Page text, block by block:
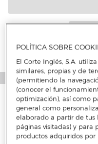
POLÍTICA SOBRE
El Corte Inglés, S.A.
similares, propias y de
(permitiendo la
(conocer el
optimización), así como
general como
elaborado a partir de tus
páginas visitadas) y para
productos adquiridos por